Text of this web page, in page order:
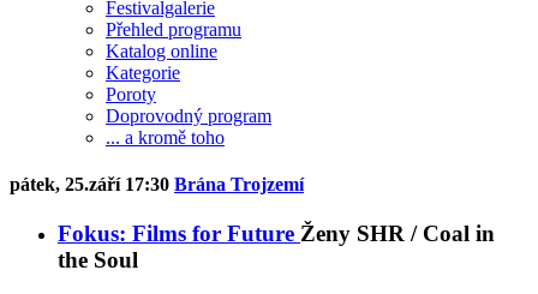
Festivalgalerie
Přehled programu
Katalog online
Kategorie
Poroty
Doprovodný program
... a kromě toho
pátek, 25.září 17:30 Brána Trojzemí
Fokus: Films for Future Ženy SHR / Coal in
the Soul